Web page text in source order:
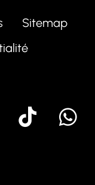
Sitemap
Youtube
Tik